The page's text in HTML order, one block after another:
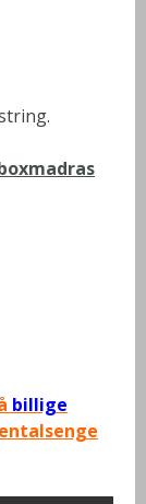
billige